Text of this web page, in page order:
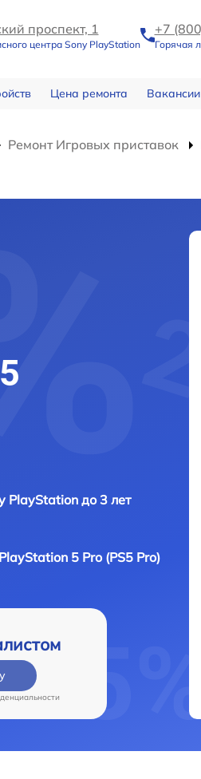
проспект, 1
центра Sony PlayStation
+7
Горячая
Цена ремонта Вакансии
Ремонт Игровых приставок
PlayStation до 3 лет
5 Pro (PS5 Pro)